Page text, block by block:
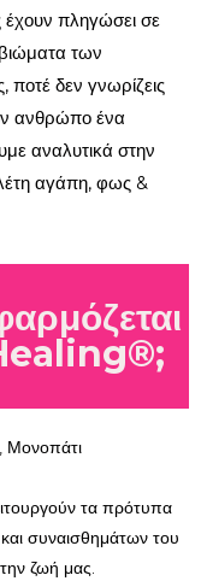
έχουν πληγώσει σε
των
ποτέ δεν γνωρίζεις
ανθρώπο ένα
αναλυτικά στην
αγάπη, φως &
Μονοπάτι
τα πρότυπα
συναισθημάτων του
ζωή μας.